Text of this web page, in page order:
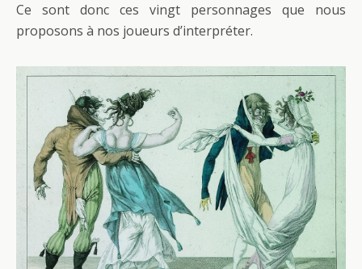
Ce sont donc ces vingt personnages que nous
proposons à nos joueurs d’interpréter.